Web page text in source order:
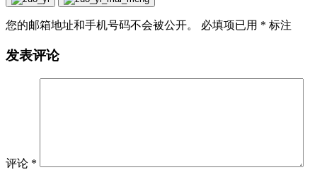
您的邮箱地址和手机号码不会被公开。 必填项已用 * 标注
发表评论
评论 *